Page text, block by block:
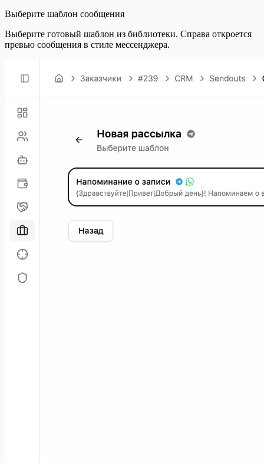
Выберите шаблон сообщения
Выберите готовый шаблон из библиотеки. Справа откроется
превью сообщения в стиле мессенджера.